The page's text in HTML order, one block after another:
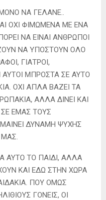
ΝΑ ΓΕΛΑΝΕ..
ΟΧΙ ΦΙΜΩΜΕΝΑ ΜΕ ΕΝΑ
ΝΑ ΕΙΝΑΙ ΑΝΘΡΩΠΟΙ
ΝΑ ΥΠΟΣΤΟΥΝ ΟΛΟ
ΓΙΑΤΡΟΙ,
ΜΠΡΟΣΤΑ ΣΕ ΑΥΤΟ
ΟΧΙ ΑΠΛΑ ΒΑΖΕΙ ΤΑ
ΑΛΛΑ ΔΙΝΕΙ ΚΑΙ
ΕΜΑΣ ΤΟΥΣ
ΔΥΝΑΜΗ ΨΥΧΗΣ
ΑΥΤΟ ΤΟ ΠΑΙΔΙ, ΑΛΛΑ
ΚΑΙ ΕΔΩ ΣΤΗΝ ΧΩΡΑ
ΠΟΥ ΟΜΩΣ
ΓΟΝΕΙΣ, ΟΙ